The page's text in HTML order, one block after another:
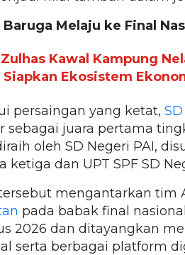
Melaju ke Final
Zulhas Kawal Kampung
Ekosistem
persaingan yang ketat,
sebagai juara pertama
oleh SD Negeri PAI,
ketiga dan UPT SPF SD
mengantarkan tim
pada babak final
2026 dan ditayangkan
serta berbagai platform